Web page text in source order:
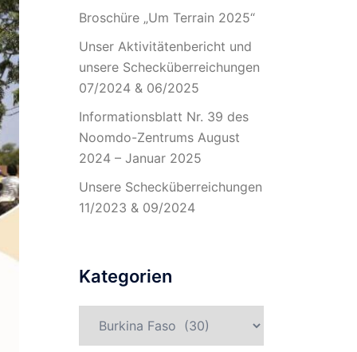
Broschüre „Um Terrain 2025“
Unser Aktivitätenbericht und
unsere Schecküberreichungen
07/2024 & 06/2025
Informationsblatt Nr. 39 des
Noomdo-Zentrums August
2024 – Januar 2025
Unsere Schecküberreichungen
11/2023 & 09/2024
Kategorien